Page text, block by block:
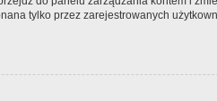
tylko przez zarejestrowanych